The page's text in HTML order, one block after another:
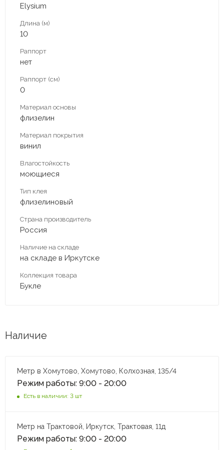
Elysium
Длина (м)
10
Раппорт
нет
Раппорт (см)
0
Материал основы
флизелин
Материал покрытия
винил
Влагостойкость
моющиеся
Тип клея
флизелиновый
Страна производитель
Россия
Наличие на складе
на складе в Иркутске
Коллекция товара
Букле
Наличие
Метр в Хомутово, Хомутово, Колхозная, 135/4
Режим работы: 9:00 - 20:00
Есть в наличии: 3 шт
Метр на Трактовой, Иркутск, Трактовая, 11д
Режим работы: 9:00 - 20:00